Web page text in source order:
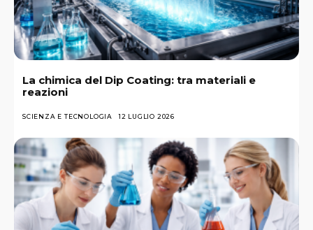
La chimica del Dip Coating: tra materiali e
reazioni
SCIENZA E TECNOLOGIA 12 LUGLIO 2026